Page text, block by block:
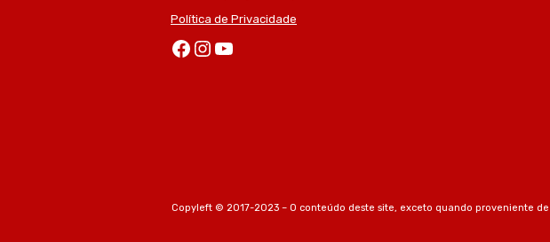
Política de Privacidade
Facebook Instagram Youtube
Copyleft © 2017-2023 – O conteúdo deste site, exceto quando proveniente